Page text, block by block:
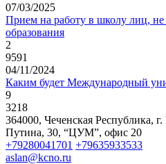
07/03/2025
Прием на работу в школу лиц,
образования
2
9591
04/11/2024
Каким будет Международный
9
3218
364000, Чеченская Республика,
Путина, 30, “ЦУМ”, офис 20
+79280041701 +79635933533
aslan@kcno.ru